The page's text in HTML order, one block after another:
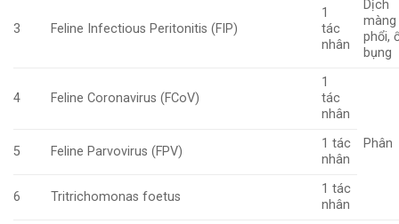
3 Feline Infectious Peritonitis (FIP)
1
tác
nhân
Dịch
màng
phổi,
bụng
4 Feline Coronavirus (FCoV)
1
tác
nhân
Phân
5 Feline Parvovirus (FPV)
1 tác
nhân
6 Tritrichomonas foetus
1 tác
nhân